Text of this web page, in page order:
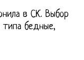
в СК. Выбор
типа бедные,